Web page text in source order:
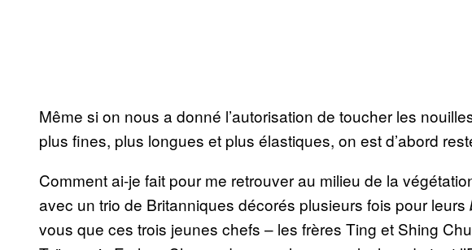
Même si on nous a donné l’autorisation de toucher les
plus fines, plus longues et plus élastiques, on est d’abord
Comment ai-je fait pour me retrouver au milieu de la
avec un trio de Britanniques décorés plusieurs fois pour leurs
vous que ces trois jeunes chefs – les frères Ting et Shing